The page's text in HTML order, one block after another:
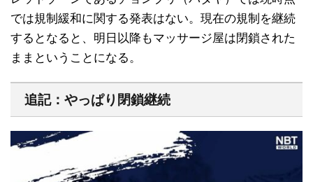
では規制緩和に関する発表はない。現在の規制を継続
するとなると、明日以降もマッサージ屋は閉鎖された
ままということになる。
追記：やっぱり閉鎖継続